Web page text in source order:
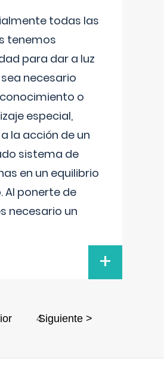
todas las
tenemos
para dar a luz
necesario
o
especial,
la acción de un
sistema de
en un equilibrio
Al ponerte de
necesario un
+
4
Siguiente >